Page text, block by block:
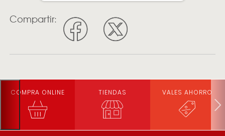
Compartir:
COMPRA ONLINE TIENDAS VALES AHORRO